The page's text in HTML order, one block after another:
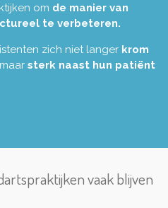
om de manier van
te verbeteren.
zich niet langer krom
maar sterk naast hun patiënt
vaak blijven